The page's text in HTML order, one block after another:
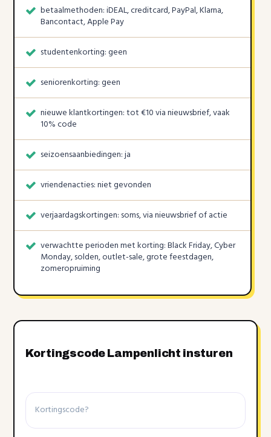
betaalmethoden: iDEAL, creditcard, PayPal, Klarna,
Bancontact, Apple Pay
studentenkorting: geen
seniorenkorting: geen
nieuwe klantkortingen: tot €10 via nieuwsbrief, vaak
10% code
seizoensaanbiedingen: ja
vriendenacties: niet gevonden
verjaardagskortingen: soms, via nieuwsbrief of actie
verwachtte perioden met korting: Black Friday, Cyber
Monday, solden, outlet-sale, grote feestdagen,
zomeropruiming
Kortingscode Lampenlicht insturen
Kortingscode